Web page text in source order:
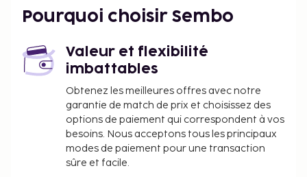
Pourquoi choisir Sembo
Valeur et flexibilité
imbattables
Obtenez les meilleures offres avec notre
garantie de match de prix et choisissez des
options de paiement qui correspondent à vos
besoins. Nous acceptons tous les principaux
modes de paiement pour une transaction
sûre et facile.